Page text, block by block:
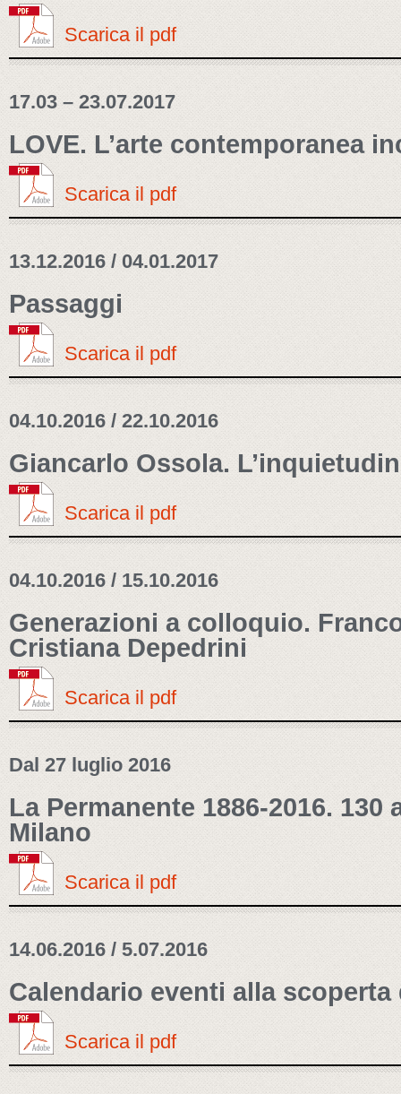
Scarica il pdf
17.03 – 23.07.2017
LOVE. L’arte contemporanea
Scarica il pdf
13.12.2016 / 04.01.2017
Passaggi
Scarica il pdf
04.10.2016 / 22.10.2016
Giancarlo Ossola.
Scarica il pdf
04.10.2016 / 15.10.2016
Generazioni a colloquio.
Cristiana Depedrini
Scarica il pdf
Dal 27 luglio 2016
La Permanente 1886-2016. 130
Milano
Scarica il pdf
14.06.2016 / 5.07.2016
Calendario eventi alla scoperta
Scarica il pdf